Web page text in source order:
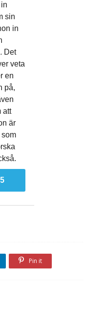
sin
in
Det
veta
en
på,
att
är
Pin it